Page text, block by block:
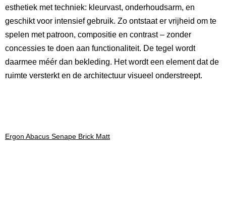
esthetiek met techniek: kleurvast, onderhoudsarm, en
geschikt voor intensief gebruik. Zo ontstaat er vrijheid om te
spelen met patroon, compositie en contrast – zonder
concessies te doen aan functionaliteit. De tegel wordt
daarmee méér dan bekleding. Het wordt een element dat de
ruimte versterkt en de architectuur visueel onderstreept.
Ergon Abacus Senape Brick Matt